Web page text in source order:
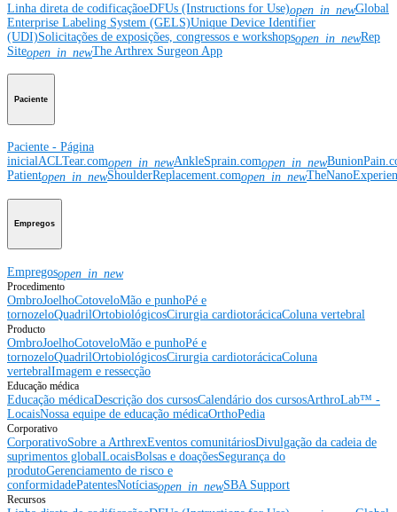
Linha direta de codificaçãoeDFUs (Instructions for Use)open_in_newGlobal
Enterprise Labeling System (GELS)Unique Device Identifier
(UDI)Solicitações de exposições, congressos e workshopsopen_in_newRep
Siteopen_in_newThe Arthrex Surgeon App
Paciente
Paciente - Página
inicialACLTear.comopen_in_newAnkleSprain.comopen_in_new
Patientopen_in_newShoulderReplacement.comopen_in_new
Empregos
Empregosopen_in_new
Procedimento
OmbroJoelhoCotoveloMão e punhoPé e
tornozeloQuadrilOrtobiológicosCirurgia cardiotorácicaColuna vertebral
Producto
OmbroJoelhoCotoveloMão e punhoPé e
tornozeloQuadrilOrtobiológicosCirurgia cardiotorácicaColuna
vertebralImagem e ressecção
Educação médica
Educação médicaDescrição dos cursosCalendário dos cursosArthroLab™ -
LocaisNossa equipe de educação médicaOrthoPedia
Corporativo
CorporativoSobre a ArthrexEventos comunitáriosDivulgação da cadeia de
suprimentos globalLocaisBolsas e doaçõesSegurança do
produtoGerenciamento de risco e
conformidadePatentesNotíciasopen_in_newSBA Support
Recursos